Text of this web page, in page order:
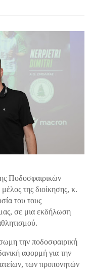
Ποδοσφαιρικών
της διοίκησης, κ.
του τους
σε μια εκδήλωση
την ποδοσφαιρική
αφορμή για την
των προπονητών